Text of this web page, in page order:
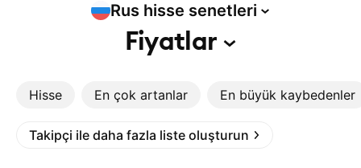
Rus hisse senetleri
Fiyatlar
Hisse En çok artanlar En büyük kaybedenler
Takipçi ile daha fazla liste oluşturun